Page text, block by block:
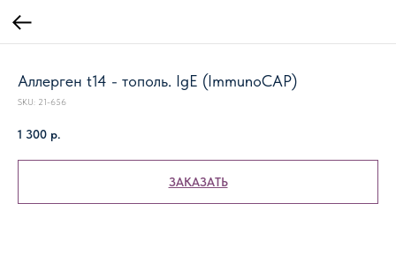
Аллерген t14 - тополь. IgE (ImmunoCAP)
SKU: 21-656
1 300 р.
ЗАКАЗАТЬ